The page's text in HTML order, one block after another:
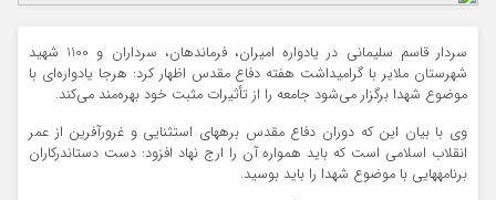
سردار قاسم سلیمانی در یادواره امیران، فرماندهان، سرداران و 1100 شهید
شهرستان ملایر با گرامیداشت هفته دفاع مقدس اظهار کرد: هرجا یادواره‌ای با
موضوع شهدا برگزار می‌شود جامعه را از تأثیرات مثبت خود بهره‌مند می‌کند.
وی با بیان این که دوران دفاع مقدس برهه‎ای استثنایی و غرورآفرین از عمر
انقلاب اسلامی است که باید همواره آن را ارج نهاد افزود: دست دست‎اندرکاران
برنامه‎هایی با موضوع شهدا را باید بوسید.